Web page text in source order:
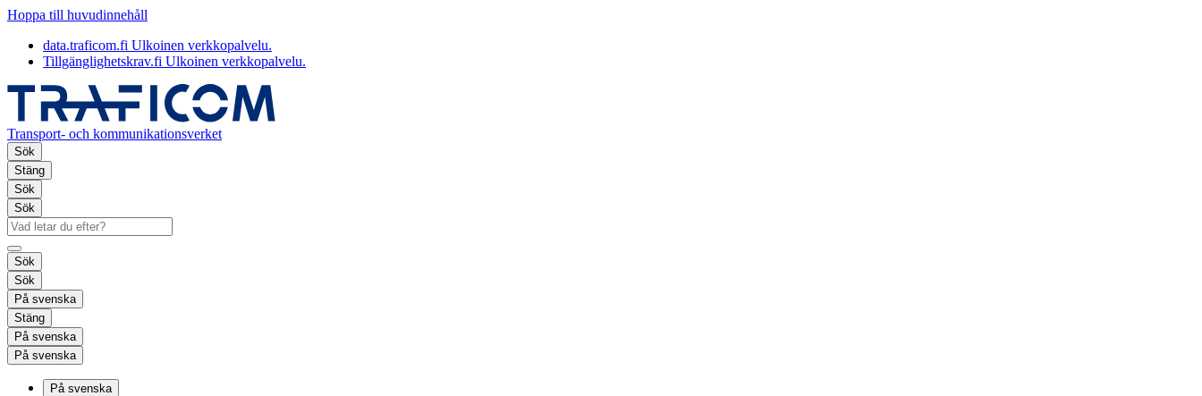
Hoppa till huvudinnehåll
data.traficom.fi Ulkoinen verkkopalvelu.
Tillgänglighetskrav.fi Ulkoinen verkkopalvelu.
Transport- och kommunikationsverket
Sök
Stäng
Sök
Sök
Sök
Sök
På svenska
Stäng
På svenska
På svenska
På svenska